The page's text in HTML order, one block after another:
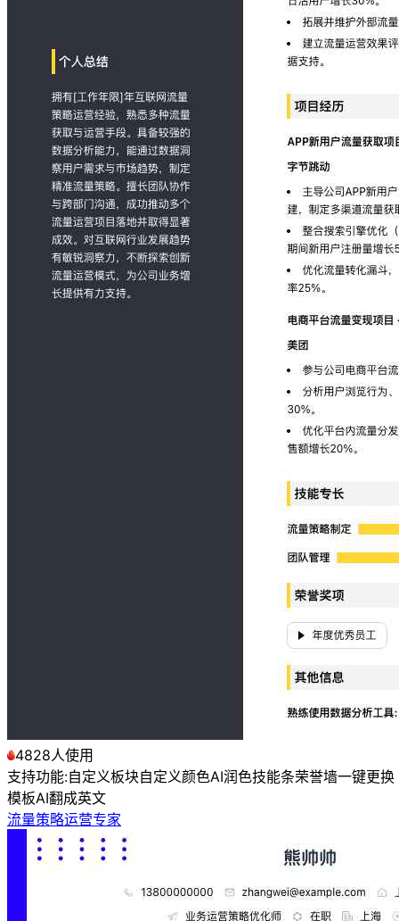
4828人使用
支持功能:自定义板块自定义颜色AI润色技能条荣誉墙一键更换
模板AI翻成英文
流量策略运营专家